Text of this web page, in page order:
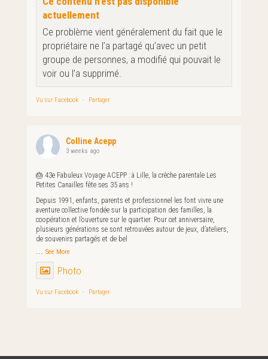
actuellement
Ce problème vient généralement du fait que le
propriétaire ne l’a partagé qu’avec un petit
groupe de personnes, a modifié qui pouvait le
voir ou l’a supprimé.
Vu sur Facebook · Partager
Colline Acepp
3 weeks ago
🎂 43e Fabuleux Voyage ACEPP : à Lille, la crèche parentale Les
Petites Canailles fête ses 35 ans !
Depuis 1991, enfants, parents et professionnel·les font vivre une
aventure collective fondée sur la participation des familles, la
coopération et l’ouverture sur le quartier. Pour cet anniversaire,
plusieurs générations se sont retrouvées autour de jeux, d’ateliers,
de souvenirs partagés et de bel
... See More
Photo
Vu sur Facebook · Partager